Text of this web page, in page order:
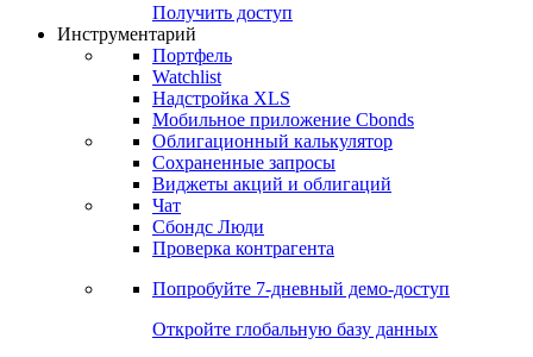
Получить доступ
Инструментарий
Портфель
Watchlist
Надстройка XLS
Мобильное приложение Cbonds
Облигационный калькулятор
Сохраненные запросы
Виджеты акций и облигаций
Чат
Сбондс Люди
Проверка контрагента
Попробуйте 7-дневный демо-доступ
Откройте глобальную базу данных